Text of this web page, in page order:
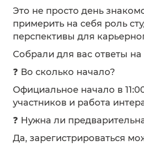
Это не просто день
примерить на себя роль
перспективы для
Собрали для вас ответы
❓ Во сколько начало?
Официальное начало в
участников и работа
❓ Нужна ли
Да, зарегистрироваться